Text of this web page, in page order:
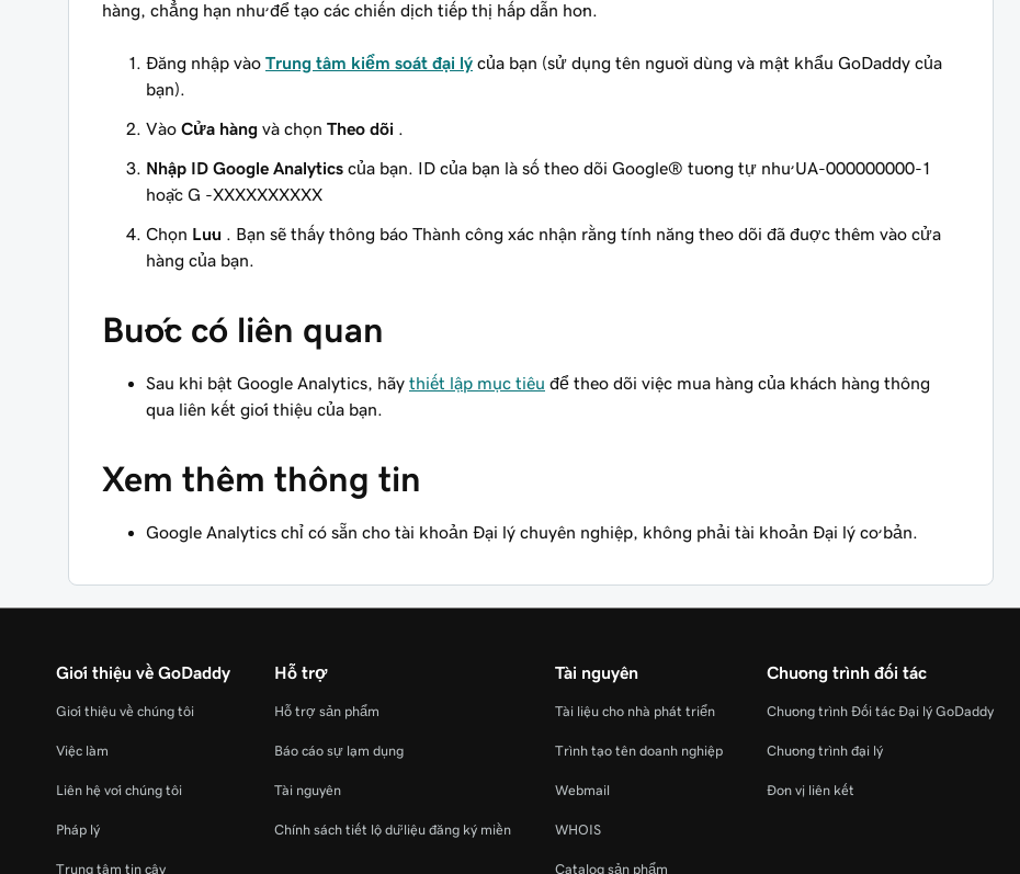
hàng, chẳng hạn như để tạo các chiến dịch tiếp thị hấp dẫn hơn.
Đăng nhập vào Trung tâm kiểm soát đại lý của bạn (sử dụng tên người dùng và mật khẩu GoDaddy của
bạn).
Vào Cửa hàng và chọn Theo dõi
Nhập ID Google Analytics của bạn. ID của bạn là số theo dõi Google® tương tự như UA-000000000-1
hoặc G -XXXXXXXXXX
Chọn Lưu . Bạn sẽ thấy thông báo Thành công xác nhận rằng tính năng theo dõi đã được thêm vào cửa
hàng của bạn.
Bước có liên quan
Sau khi bật Google Analytics, hãy thiết lập mục tiêu để theo dõi việc mua hàng của khách hàng thông
qua liên kết giới thiệu của bạn.
Xem thêm thông tin
Google Analytics chỉ có sẵn cho tài khoản Đại lý chuyên nghiệp, không phải tài khoản Đại lý cơ bản.
Giới thiệu về GoDaddy
Giới thiệu về chúng tôi
Việc làm
Liên hệ với chúng tôi
Pháp lý
Trung tâm tin cậy
Hỗ trợ
Hỗ trợ sản phẩm
Báo cáo sự lạm dụng
Tài nguyên
Chính sách tiết lộ dữ liệu đăng ký miền
Tài nguyên
Tài liệu cho nhà phát triển
Trình tạo tên doanh nghiệp
Webmail
WHOIS
Catalog sản phẩm
Chương trình đối tác
Chương trình Đối tác Đại lý GoDaddy
Chương trình đại lý
Đơn vị liên kết